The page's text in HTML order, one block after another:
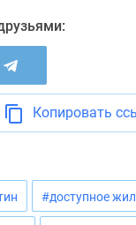
Копировать
#доступное